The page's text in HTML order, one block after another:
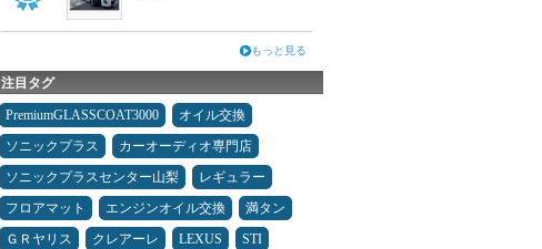
もっと見る
注目タグ
PremiumGLASSCOAT3000
オイル交換
ソニックプラス
カーオーディオ専門店
ソニックプラスセンター山梨
レギュラー
フロアマット
エンジンオイル交換
満タン
ＧＲヤリス
クレアーレ LEXUS STI